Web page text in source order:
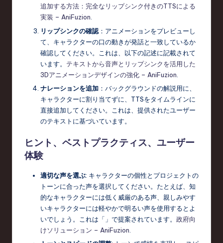
追加する方法：完全なリップシンク付きのTTSによる
実装 – AniFuzion.
リップシンクの確認 ：アニメーションをプレビューし
て、キャラクターの口の動きが発話と一致しているか
確認してください。これは、以下の記述に記載されて
います。 テキストから音声とリップシンクを活用した
3Dアニメーションデザインの強化 – AniFuzion
ナレーションを追加 ：バックグラウンドの解説用に、
キャラクターに割り当てずに、TTSをタイムラインに
直接追加してください。これは、提供されたユーザー
のテキストに基づいています。
ヒント、ベストプラクティス、ユーザー
体験
適切な声を選ぶ: キャラクターの個性とプロジェクトの
トーンに合った声を選択してください。たとえば、知
的なキャラクターには低く威厳のある声、親しみやす
いキャラクターには軽やかで明るい声を使用するとよ
いでしょう。これは「」で提案されています。 政府向
けソリューション – AniFuzion